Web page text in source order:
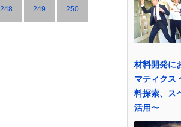
248 249 250
材料開発に
マティクス
料探索、ス
活用〜